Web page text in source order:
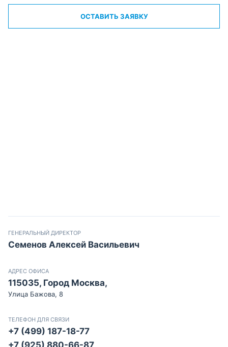
ОСТАВИТЬ ЗАЯВКУ
ГЕНЕРАЛЬНЫЙ ДИРЕКТОР
Семенов Алексей Васильевич
АДРЕС ОФИСА
115035, Город Москва,
Улица Бажова, 8
ТЕЛЕФОН ДЛЯ СВЯЗИ
+7 (499) 187-18-77
+7 (925) 880-66-87